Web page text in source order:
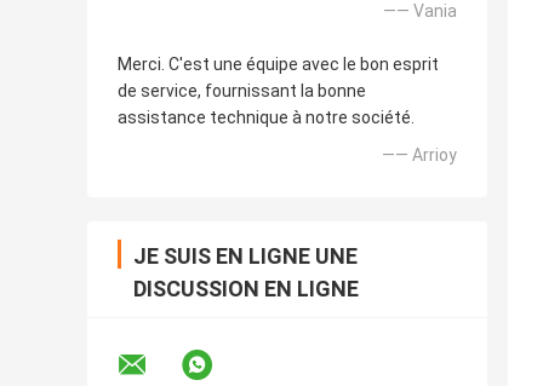
—— Vania
Merci. C'est une équipe avec le bon esprit
de service, fournissant la bonne
assistance technique à notre société.
—— Arrioy
JE SUIS EN LIGNE UNE
DISCUSSION EN LIGNE